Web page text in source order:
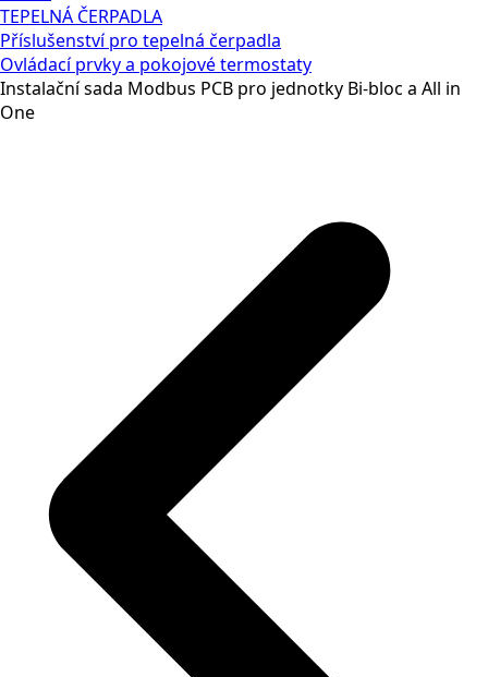
TEPELNÁ ČERPADLA
Příslušenství pro tepelná čerpadla
Ovládací prvky a pokojové termostaty
Instalační sada Modbus PCB pro jednotky Bi-bloc a All in
One